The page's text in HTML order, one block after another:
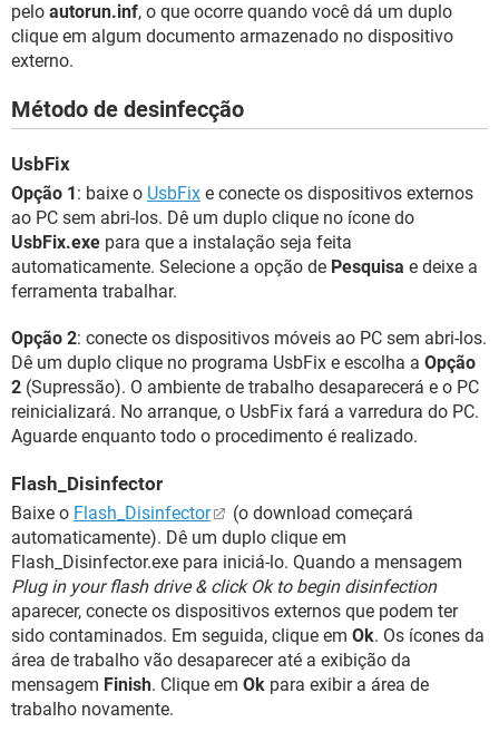
pelo autorun.inf, o que ocorre quando você dá um duplo
clique em algum documento armazenado no dispositivo
externo.
Método de desinfecção
UsbFix
Opção 1: baixe o UsbFix e conecte os dispositivos externos
ao PC sem abri-los. Dê um duplo clique no ícone do
UsbFix.exe para que a instalação seja feita
automaticamente. Selecione a opção de Pesquisa e deixe a
ferramenta trabalhar.
Opção 2: conecte os dispositivos móveis ao PC sem abri-los.
Dê um duplo clique no programa UsbFix e escolha a Opção
2 (Supressão). O ambiente de trabalho desaparecerá e o PC
reinicializará. No arranque, o UsbFix fará a varredura do PC.
Aguarde enquanto todo o procedimento é realizado.
Flash_Disinfector
Baixe o Flash_Disinfector
(o download começará
automaticamente). Dê um duplo clique em
Flash_Disinfector.exe para iniciá-lo. Quando a mensagem
Plug in your flash drive & click Ok to begin disinfection
aparecer, conecte os dispositivos externos que podem ter
sido contaminados. Em seguida, clique em Ok. Os ícones da
área de trabalho vão desaparecer até a exibição da
mensagem Finish. Clique em Ok para exibir a área de
trabalho novamente.